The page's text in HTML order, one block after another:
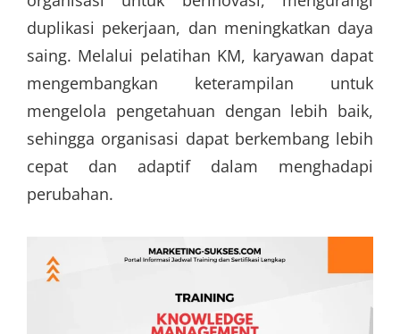
duplikasi pekerjaan, dan meningkatkan daya
saing. Melalui pelatihan KM, karyawan dapat
mengembangkan keterampilan untuk
mengelola pengetahuan dengan lebih baik,
sehingga organisasi dapat berkembang lebih
cepat dan adaptif dalam menghadapi
perubahan.